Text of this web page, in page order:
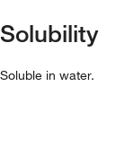
Solubility
Soluble in water.